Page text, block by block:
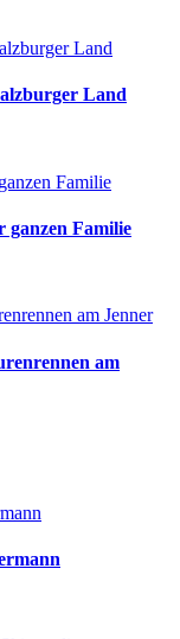
Land
ganzen Familie
am